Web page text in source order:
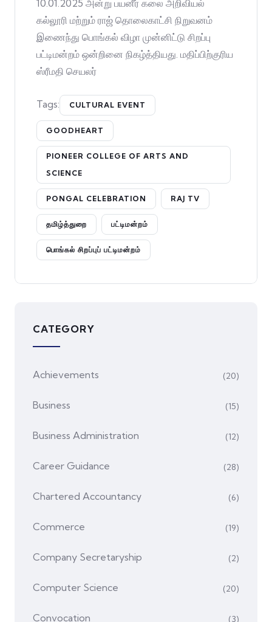
10.01.2025 அன்று பயனீர் கலை அறிவியல்
கல்லூரி மற்றும் ராஜ் தொலைகாட்சி நிறுவனம்
இணைந்து பொங்கல் விழா முன்னிட்டு சிறப்பு
பட்டிமன்றம் ஒன்றினை நிகழ்த்தியது. மதிப்பிற்குரிய
ஸ்ரீமதி செயலர்
Tags: CULTURAL EVENT
GOODHEART
PIONEER COLLEGE OF ARTS AND
SCIENCE
PONGAL CELEBRATION RAJ TV
தமிழ்த்துறை பட்டிமன்றம்
பொங்கல் சிறப்புப் பட்டிமன்றம்
CATEGORY
Achievements (20)
Business (15)
Business Administration (12)
Career Guidance (28)
Chartered Accountancy (6)
Commerce (19)
Company Secretaryship (2)
Computer Science (20)
Convocation (3)